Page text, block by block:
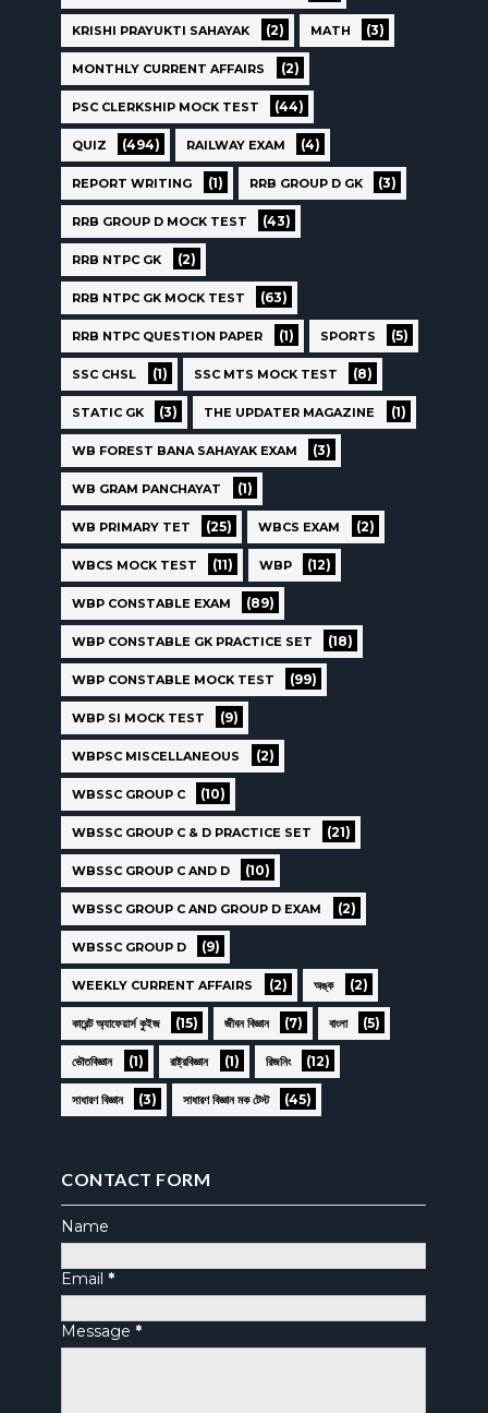
KRISHI PRAYUKTI SAHAYAK (2) MATH (3)
MONTHLY CURRENT AFFAIRS (2)
PSC CLERKSHIP MOCK TEST (44)
QUIZ (494) RAILWAY EXAM (4)
REPORT WRITING (1) RRB GROUP D GK (3)
RRB GROUP D MOCK TEST (43)
RRB NTPC GK (2)
RRB NTPC GK MOCK TEST (63)
RRB NTPC QUESTION PAPER (1) SPORTS (5)
SSC CHSL (1) SSC MTS MOCK TEST (8)
STATIC GK (3) THE UPDATER MAGAZINE (1)
WB FOREST BANA SAHAYAK EXAM (3)
WB GRAM PANCHAYAT (1)
WB PRIMARY TET (25) WBCS EXAM (2)
WBCS MOCK TEST (11) WBP (12)
WBP CONSTABLE EXAM (89)
WBP CONSTABLE GK PRACTICE SET (18)
WBP CONSTABLE MOCK TEST (99)
WBP SI MOCK TEST (9)
WBPSC MISCELLANEOUS (2)
WBSSC GROUP C (10)
WBSSC GROUP C & D PRACTICE SET (21)
WBSSC GROUP C AND D (10)
WBSSC GROUP C AND GROUP D EXAM (2)
WBSSC GROUP D (9)
WEEKLY CURRENT AFFAIRS (2) অঙ্ক (2)
কারেন্ট অ্যাফেয়ার্স কুইজ (15) জীবন বিজ্ঞান (7) বাংলা (5)
ভৌতবিজ্ঞান (1) রাষ্ট্রবিজ্ঞান (1) রিজনিং (12)
সাধারণ বিজ্ঞান (3) সাধারণ বিজ্ঞান মক টেস্ট (45)
CONTACT FORM
Name
Email *
Message *